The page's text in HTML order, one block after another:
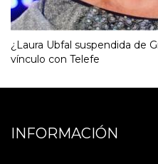
¿Laura Ubfal suspendida de
vínculo con Telefe
INFORMACIÓN